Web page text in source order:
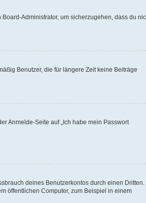
Administrator, um sicherzugehen, dass du
Benutzer, die für längere Zeit keine Beiträge
Anmelde-Seite auf „Ich habe mein Passwort
deines Benutzerkontos durch einen Dritten.
öffentlichen Computer, zum Beispiel in einem